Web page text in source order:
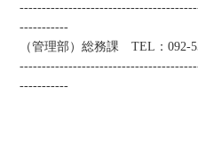
-----------
（管理部）総務課 TEL：092-
-----------